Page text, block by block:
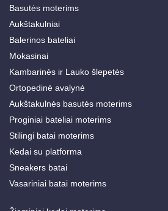
Basutės moterims
Aukštakulniai
Balerinos bateliai
Mokasinai
Kambarinės ir Lauko šlepetės
Ortopedinė avalynė
Aukštakulnės basutės moterims
Proginiai bateliai moterims
Stilingi batai moterims
Kedai su platforma
Sneakers batai
Vasariniai batai moterims